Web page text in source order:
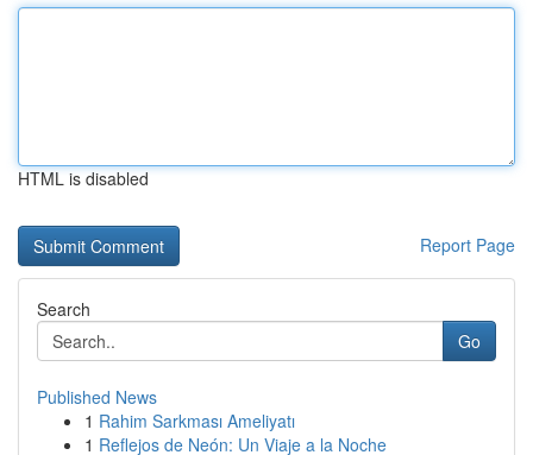
HTML is disabled
Report Page
Search
Go
Published News
1 Rahim Sarkması Ameliyatı
1 Reflejos de Neón: Un Viaje a la Noche